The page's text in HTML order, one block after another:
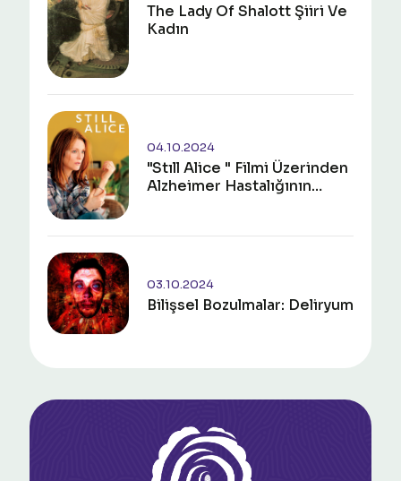
The Lady Of Shalott Şiiri Ve
Kadın
04.10.2024
"Stıll Alice " Filmi Üzerinden
Alzheimer Hastalığının
03.10.2024
Bilişsel Bozulmalar: Deliryum